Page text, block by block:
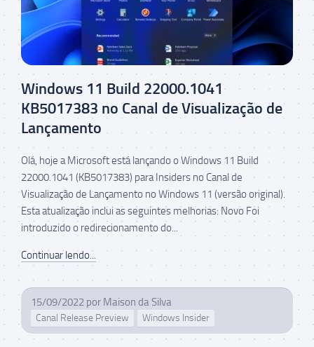
Windows 11 Build 22000.1041
KB5017383 no Canal de Visualização de
Lançamento
Olá, hoje a Microsoft está lançando o Windows 11 Build
22000.1041 (KB5017383) para Insiders no Canal de
Visualização de Lançamento no Windows 11 (versão original).
Esta atualização inclui as seguintes melhorias: Novo Foi
introduzido o redirecionamento do...
Continuar lendo...
15/09/2022 por Maison da Silva
Canal Release Preview Windows Insider